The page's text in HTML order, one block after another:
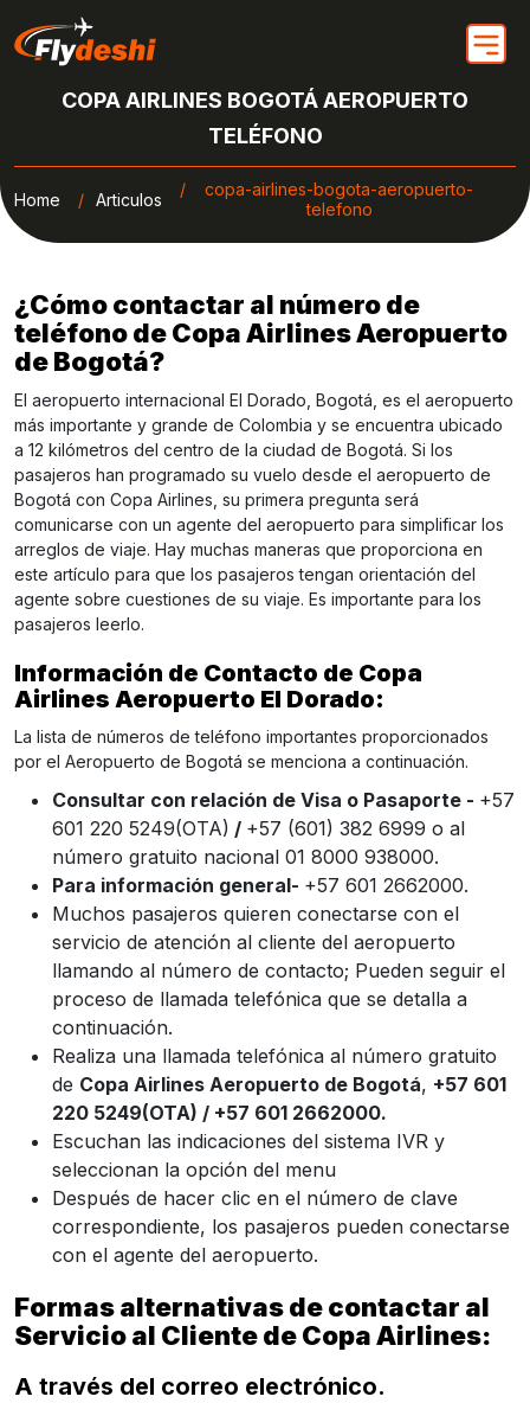
COPA AIRLINES BOGOTÁ AEROPUERTO
TELÉFONO
Home Articulos
copa-airlines-bogota-aeropuerto-
telefono
¿Cómo contactar al número de
teléfono de Copa Airlines Aeropuerto
de Bogotá?
El aeropuerto internacional El Dorado, Bogotá, es el aeropuerto
más importante y grande de Colombia y se encuentra ubicado
a 12 kilómetros del centro de la ciudad de Bogotá. Si los
pasajeros han programado su vuelo desde el aeropuerto de
Bogotá con Copa Airlines, su primera pregunta será
comunicarse con un agente del aeropuerto para simplificar los
arreglos de viaje. Hay muchas maneras que proporciona en
este artículo para que los pasajeros tengan orientación del
agente sobre cuestiones de su viaje. Es importante para los
pasajeros leerlo.
Información de Contacto de Copa
Airlines Aeropuerto El Dorado:
La lista de números de teléfono importantes proporcionados
por el Aeropuerto de Bogotá se menciona a continuación.
Consultar con relación de Visa o Pasaporte - +57
601 220 5249(OTA) / +57 (601) 382 6999 o al
número gratuito nacional 01 8000 938000.
Para información general- +57 601 2662000.
Muchos pasajeros quieren conectarse con el
servicio de atención al cliente del aeropuerto
llamando al número de contacto; Pueden seguir el
proceso de llamada telefónica que se detalla a
continuación.
Realiza una llamada telefónica al número gratuito
de Copa Airlines Aeropuerto de Bogotá, +57 601
220 5249(OTA) / +57 601 2662000.
Escuchan las indicaciones del sistema IVR y
seleccionan la opción del menu
Después de hacer clic en el número de clave
correspondiente, los pasajeros pueden conectarse
con el agente del aeropuerto.
Formas alternativas de contactar al
Servicio al Cliente de Copa Airlines:
A través del correo electrónico.